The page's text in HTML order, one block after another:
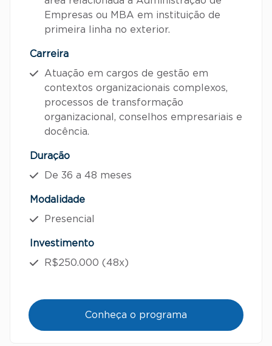
Empresas ou MBA em instituição de
primeira linha no exterior.
Carreira
Atuação em cargos de gestão em
contextos organizacionais complexos,
processos de transformação
organizacional, conselhos empresariais e
docência.
Duração
De 36 a 48 meses
Modalidade
Presencial
Investimento
R$250.000 (48x)
Conheça o programa